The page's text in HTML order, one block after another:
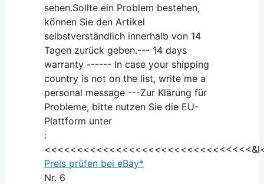
sehen.Sollte ein Problem bestehen,
können Sie den Artikel
selbstverständlich innerhalb von 14
Tagen zurück geben.--- 14 days
warranty ------ In case your shipping
country is not on the list, write me a
personal message ---Zur Klärung für
Probleme, bitte nutzen Sie die EU-
Plattform unter
:
Preis prüfen bei eBay*
Nr. 6